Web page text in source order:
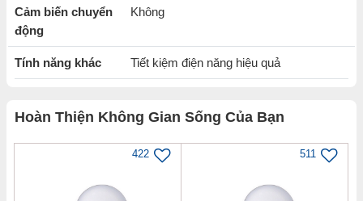
Cảm biến chuyển
động
Không
Tính năng khác Tiết kiệm điện năng hiệu quả
Hoàn Thiện Không Gian Sống Của Bạn
422 511